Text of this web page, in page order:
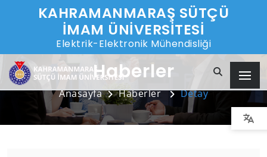
KAHRAMANMARAŞ SÜTÇÜ
İMAM ÜNİVERSİTESİ
Elektrik-Elektronik Mühendisliği
Haberler
Anasayfa Haberler Detay